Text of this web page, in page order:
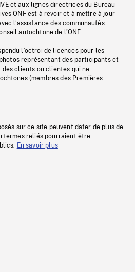
et aux lignes directrices du Bureau
ONF est à revoir et à mettre à jour
l’assistance des communautés
autochtone de l’ONF.
l’octroi de licences pour les
représentant des participants et
clients ou clientes qui ne
(membres des Premières
sur ce site peuvent dater de plus de
termes reliés pourraient être
En savoir plus